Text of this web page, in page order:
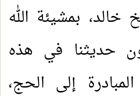
خالد، بمشيئة الله
حديثنا في هذه
إلى الحج،